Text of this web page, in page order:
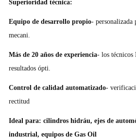
Superioridad técnica:
Equipo de desarrollo propio- personalizada
mecani.
Más de 20 años de experiencia- los técnicos
resultados ópti.
Control de calidad automatizado-
rectitud
Ideal para: cilindros hidráu, ejes de
industrial, equipos de Gas Oil